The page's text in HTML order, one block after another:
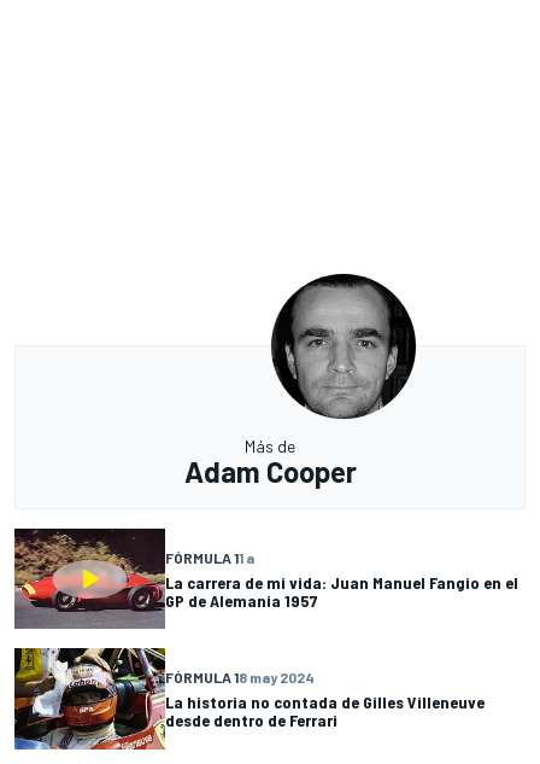
Más de
Adam Cooper
FÓRMULA 11 a
La carrera de mi vida: Juan Manuel Fangio en el
GP de Alemania 1957
FÓRMULA 18 may 2024
La historia no contada de Gilles Villeneuve
desde dentro de Ferrari